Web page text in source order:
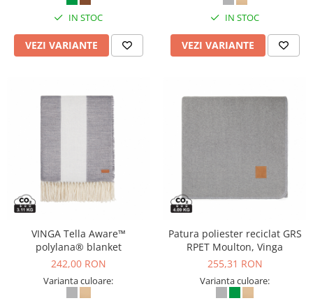
IN STOC
VEZI VARIANTE
IN STOC
VEZI VARIANTE
VINGA Tella Aware™
polylana® blanket
242,00 RON
Varianta culoare:
Patura poliester reciclat GRS
RPET Moulton, Vinga
255,31 RON
Varianta culoare: